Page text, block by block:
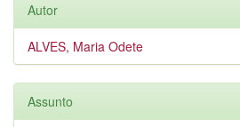
Autor
ALVES, Maria Odete
Assunto